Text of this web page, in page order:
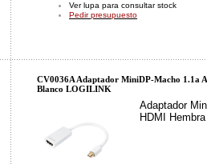
Ver lupa para consultar stock
Pedir presupuesto
CV0036A Adaptador MiniDP-Macho 1.1a
Blanco LOGILINK
Adaptador
HDMI